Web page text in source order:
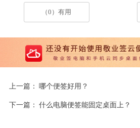
（0）有用
上一篇： 哪个便签好用？
下一篇： 什么电脑便签能固定桌面上？